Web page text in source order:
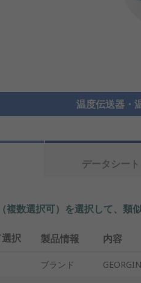
温度伝送器・
データシート
複数選択可）を選択して、類
択 製品情報 内容
ブランド GEORGIN